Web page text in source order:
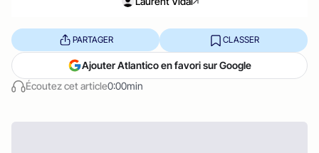
Écoutez cet article0:00min
PARTAGER CLASSER
Ajouter Atlantico en favori sur Google